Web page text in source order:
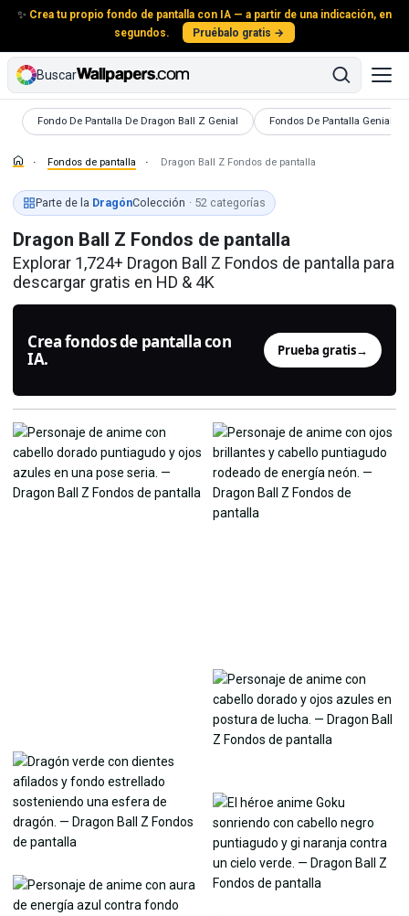
✨ Crea tu propio fondo de pantalla con IA — a partir de una indicación, en
segundos.
Pruébalo gratis →
Buscar
Fondo De Pantalla De Dragon Ball Z Genial
Fondos de pantalla Fondos De Pantalla Geniales
Fondos de pantalla
Fondos de pantalla Dragon Ball Z Fondos de pantalla
Parte de la DragónColección · 52 categorías
Dragon Ball Z Fondos de pantalla
Explorar 1,724+ Dragon Ball Z Fondos de pantalla para
descargar gratis en HD & 4K
Crea fondos de pantalla con
IA.
Prueba gratis→